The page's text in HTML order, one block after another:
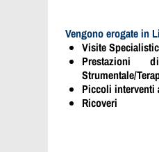
Vengono erogate in
Visite
Prestazioni
Strumentale/
Piccoli interventi
Ricoveri